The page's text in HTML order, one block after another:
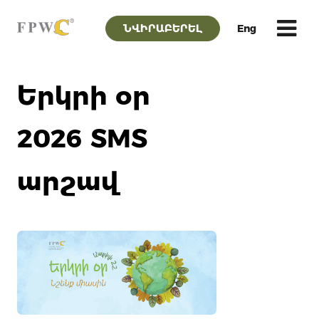
ՆՎԻՐԱԲԵՐԵԼ Eng
Երկրի օր
2026 SMS
արշավ